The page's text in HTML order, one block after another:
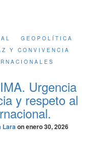
GEOPOLÍTICA
Y CONVIVENCIA
Urgencia
y respeto al
Laraonenero 30, 2026